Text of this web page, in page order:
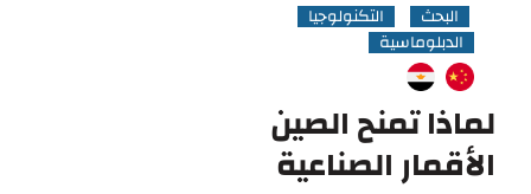
البحث
التكنولوجيا
الدبلوماسية
لماذا تمنح الصين
الأقمار الصناعية